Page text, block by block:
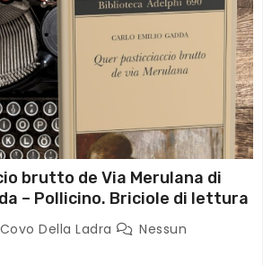
brutto de Via Merulana di
– Pollicino. Briciole di lettura
Covo Della Ladra
Nessun